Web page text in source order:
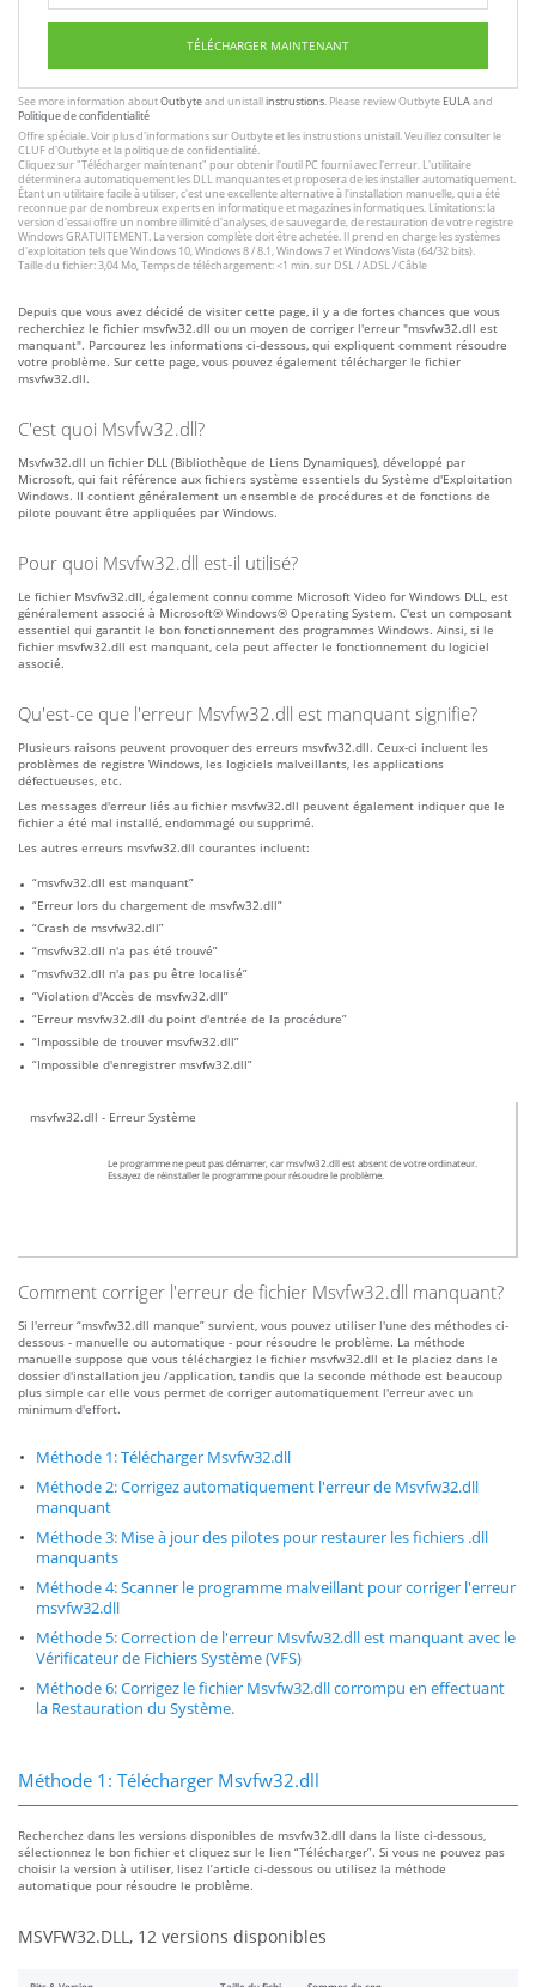
TÉLÉCHARGER MAINTENANT
See more information aboutOutbyteand unistallinstrustions. Please review Outbyte EULAand
Politique de confidentialité
Offre spéciale. Voir plus d'informations surOutbyteet lesinstrustions unistall. Veuillez consulter le
CLUFd'Outbyte etla politique de confidentialité.
Cliquez sur"Télécharger maintenant" pour obtenir l'outil PC fourni avec l'erreur. L'utilitaire
déterminera automatiquement les DLL manquantes et proposera de les installer automatiquement.
Étant un utilitaire facile à utiliser, c'est une excellente alternative à l'installation manuelle, qui a été
reconnue par de nombreux experts en informatique et magazines informatiques. Limitations: la
version d'essai offre un nombre illimité d'analyses, de sauvegarde, de restauration de votre registre
Windows GRATUITEMENT. La version complète doit être achetée. Il prend en charge les systèmes
d'exploitation tels que Windows 10, Windows 8 / 8.1, Windows 7 et Windows Vista (64/32 bits).
Taille du fichier: 3,04 Mo, Temps de téléchargement: <1 min. sur DSL / ADSL / Câble
Depuis que vous avez décidé de visiter cette page, il y a de fortes chances que vous
recherchiez le fichier msvfw32.dll ou un moyen de corriger l'erreur "msvfw32.dll est
manquant". Parcourez les informations ci-dessous, qui expliquent comment résoudre
votre problème. Sur cette page, vous pouvez également télécharger le fichier
msvfw32.dll.
C'est quoi Msvfw32.dll?
Msvfw32.dll un fichier DLL (Bibliothèque de Liens Dynamiques), développé par
Microsoft, qui fait référence aux fichiers système essentiels du Système d'Exploitation
Windows. Il contient généralement un ensemble de procédures et de fonctions de
pilote pouvant être appliquées par Windows.
Pour quoi Msvfw32.dll est-il utilisé?
Le fichier Msvfw32.dll, également connu comme Microsoft Video for Windows DLL, est
généralement associé à Microsoft® Windows® Operating System. C'est un composant
essentiel qui garantit le bon fonctionnement des programmes Windows. Ainsi, si le
fichier msvfw32.dll est manquant, cela peut affecter le fonctionnement du logiciel
associé.
Qu'est-ce que l'erreur Msvfw32.dll est manquant signifie?
Plusieurs raisons peuvent provoquer des erreurs msvfw32.dll. Ceux-ci incluent les
problèmes de registre Windows, les logiciels malveillants, les applications
défectueuses, etc.
Les messages d'erreur liés au fichier msvfw32.dll peuvent également indiquer que le
fichier a été mal installé, endommagé ou supprimé.
Les autres erreurs msvfw32.dll courantes incluent:
“msvfw32.dll est manquant”
“Erreur lors du chargement de msvfw32.dll”
“Crash de msvfw32.dll”
“msvfw32.dll n'a pas été trouvé”
“msvfw32.dll n'a pas pu être localisé”
“Violation d'Accès de msvfw32.dll”
“Erreur msvfw32.dll du point d'entrée de la procédure”
“Impossible de trouver msvfw32.dll”
“Impossible d'enregistrer msvfw32.dll”
msvfw32.dll - Erreur Système
Le programme ne peut pas démarrer, car msvfw32.dll est absent de votre ordinateur.
Essayez de réinstaller le programme pour résoudre le problème.
Comment corriger l'erreur de fichier Msvfw32.dll manquant?
Si l'erreur “msvfw32.dll manque” survient, vous pouvez utiliser l'une des méthodes ci-
dessous - manuelle ou automatique - pour résoudre le problème. La méthode
manuelle suppose que vous téléchargiez le fichier msvfw32.dll et le placiez dans le
dossier d'installation jeu /application, tandis que la seconde méthode est beaucoup
plus simple car elle vous permet de corriger automatiquement l'erreur avec un
minimum d'effort.
Méthode 1: Télécharger Msvfw32.dll
Méthode 2: Corrigez automatiquement l'erreur de Msvfw32.dll
manquant
Méthode 3: Mise à jour des pilotes pour restaurer les fichiers .dll
manquants
Méthode 4: Scanner le programme malveillant pour corriger l'erreur
msvfw32.dll
Méthode 5: Correction de l'erreur Msvfw32.dll est manquant avec le
Vérificateur de Fichiers Système (VFS)
Méthode 6: Corrigez le fichier Msvfw32.dll corrompu en effectuant
la Restauration du Système.
Méthode 1: Télécharger Msvfw32.dll
Recherchez dans les versions disponibles de msvfw32.dll dans la liste ci-dessous,
sélectionnez le bon fichier et cliquez sur le lien “Télécharger”. Si vous ne pouvez pas
choisir la version à utiliser, lisez l’article ci-dessous ou utilisez la méthode
automatique pour résoudre le problème.
MSVFW32.DLL, 12 versions disponibles